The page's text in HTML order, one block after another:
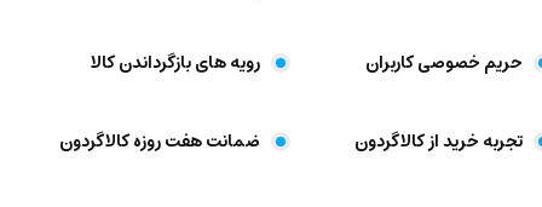
حریم خصوصی کاربران رویه های بازگرداندن کالا
تجربه خرید از کالاگردون ضمانت هفت روزه کالاگردون